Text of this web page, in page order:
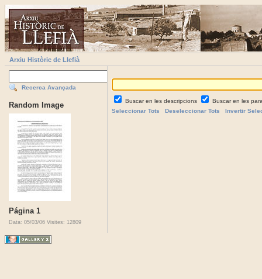
Arxiu Històric de Llefià
Recerca Avançada
Random Image
Página 1
Data: 05/03/06 Visites: 12809
Buscar en les descripcions
Buscar en les
Seleccionar Tots
Deseleccionar Tots Invertir